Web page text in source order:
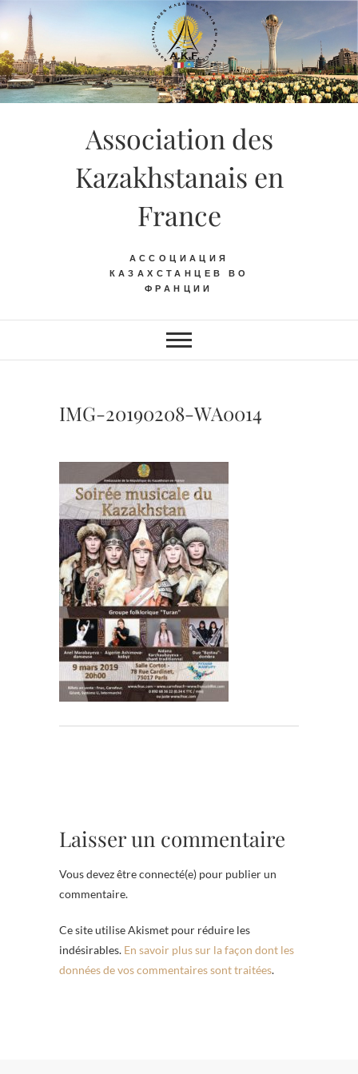
Skip
content
Association des
Kazakhstanais en
France
АССОЦИАЦИЯ
КАЗАХСТАНЦЕВ ВО
ФРАНЦИИ
IMG-20190208-WA0014
Laisser un commentaire
Vous devez être connecté(e) pour publier un
commentaire.
Ce site utilise Akismet pour réduire les
indésirables. En savoir plus sur la façon dont les
données de vos commentaires sont traitées.